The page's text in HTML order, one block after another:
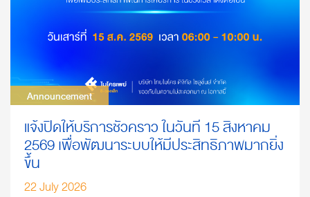
Announcement
Announcement
แจ้งปิดให้บริการชั่วคราว ในวันที่ 15 สิงหาคม
2569 เพื่อพัฒนาระบบให้มีประสิทธิภาพมากยิ่ง
ขึ้น
22 July 2026